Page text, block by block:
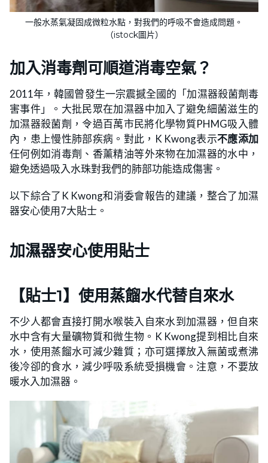
一般水蒸氣凝固成微粒水點，對我們的呼吸不會造成問題。
（istock圖片）
加入消毒劑可順道消毒空氣？
2011年，韓國曾發生一宗震撼全國的「加濕器殺菌劑毒
害事件」。大批民眾在加濕器中加入了避免細菌滋生的
加濕器殺菌劑，令過百萬市民將化學物質PHMG吸入體
內，患上慢性肺部疾病。對此，K Kwong表示不應添加
任何例如消毒劑、香薰精油等外來物在加濕器的水中，
避免透過吸入水珠對我們的肺部功能造成傷害。
以下綜合了K Kwong和消委會報告的建議，整合了加濕
器安心使用7大貼士。
加濕器安心使用貼士
【貼士1】使用蒸餾水代替自來水
不少人都會直接打開水喉裝入自來水到加濕器，但自來
水中含有大量礦物質和微生物。K Kwong提到相比自來
水，使用蒸餾水可減少雜質；亦可選擇放入無菌或煮沸
後冷卻的食水，減少呼吸系統受損機會。注意，不要放
暖水入加濕器。